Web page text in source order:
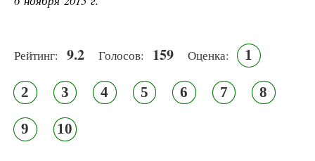
Рейтинг: 9.2 Голосов: 159 Оценка: 1
2 3 4 5 6 7 8
9 10